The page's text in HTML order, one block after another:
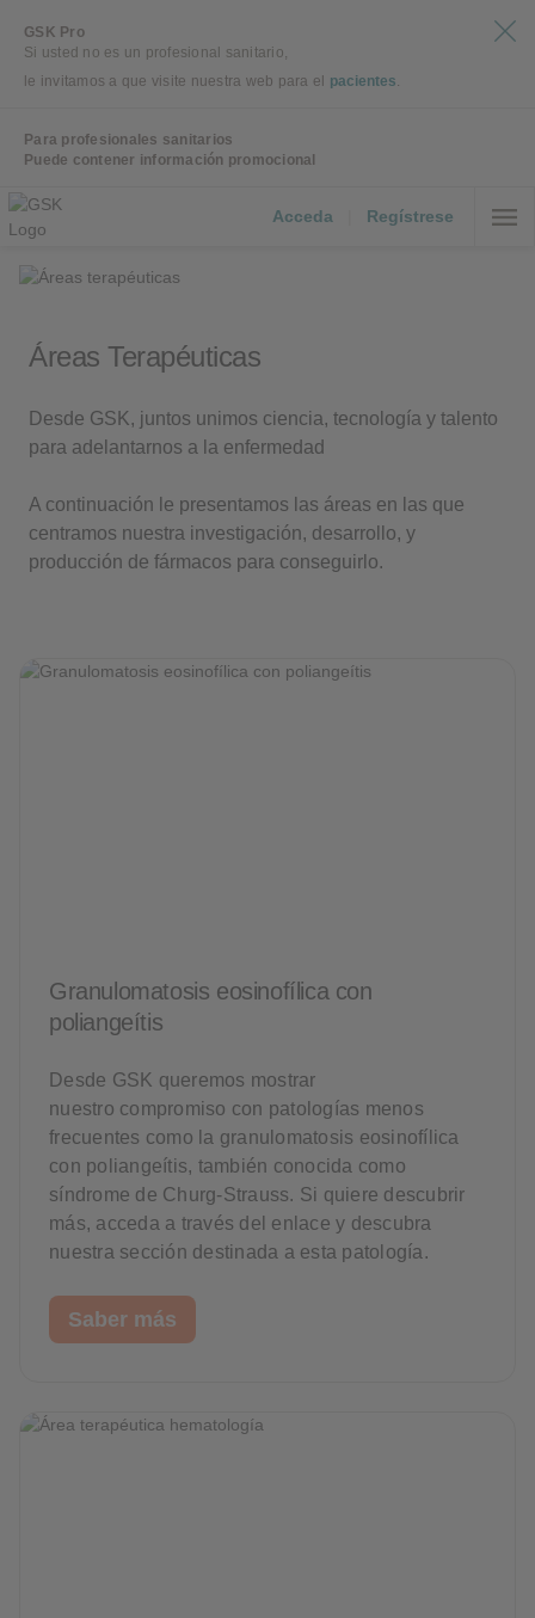
GSK Pro
Si usted no es un profesional sanitario,
le invitamos a que visite nuestra web para el
pacientes.
Para profesionales sanitarios
Puede contener información promocional
Acceda Regístrese
Áreas Terapéuticas
Desde GSK, juntos unimos ciencia, tecnología y talento
para adelantarnos a la enfermedad
A continuación le presentamos las áreas en las que
centramos nuestra investigación, desarrollo, y
producción de fármacos para conseguirlo.
Granulomatosis eosinofílica con
poliangeítis
Desde GSK queremos mostrar
nuestro compromiso con patologías menos
frecuentes como la granulomatosis eosinofílica
con poliangeítis, también conocida como
síndrome de Churg-Strauss. Si quiere descubrir
más, acceda a través del enlace y descubra
nuestra sección destinada a esta patología.
Saber más